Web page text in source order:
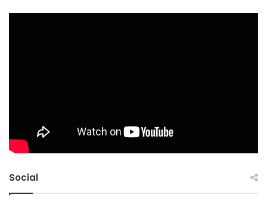
Social